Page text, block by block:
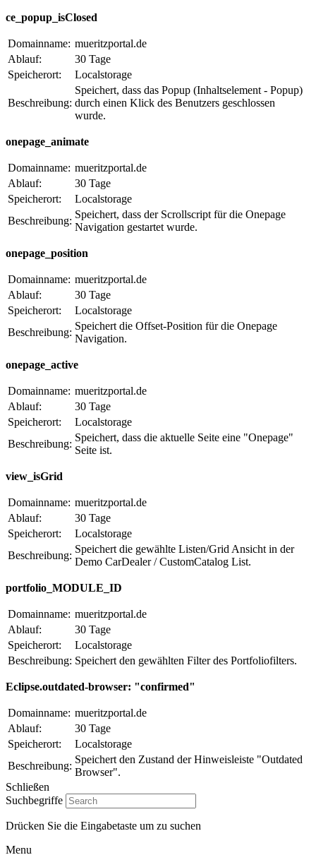
ce_popup_isClosed
Domainname: mueritzportal.de
Ablauf:
30 Tage
Speicherort:
Localstorage
Beschreibung:
Speichert, dass das Popup (Inhaltselement - Popup)
durch einen Klick des Benutzers geschlossen
wurde.
onepage_animate
Domainname: mueritzportal.de
Ablauf:
30 Tage
Speicherort:
Localstorage
Beschreibung:
Speichert, dass der Scrollscript für die Onepage
Navigation gestartet wurde.
onepage_position
Domainname: mueritzportal.de
Ablauf:
30 Tage
Speicherort:
Localstorage
Beschreibung:
Speichert die Offset-Position für die Onepage
Navigation.
onepage_active
Domainname: mueritzportal.de
Ablauf:
30 Tage
Speicherort:
Localstorage
Beschreibung:
Speichert, dass die aktuelle Seite eine "Onepage"
Seite ist.
view_isGrid
Domainname: mueritzportal.de
Ablauf:
30 Tage
Speicherort:
Localstorage
Beschreibung:
Speichert die gewählte Listen/Grid Ansicht in der
Demo CarDealer / CustomCatalog List.
portfolio_MODULE_ID
Domainname: mueritzportal.de
Ablauf:
30 Tage
Speicherort:
Localstorage
Beschreibung: Speichert den gewählten Filter des Portfoliofilters.
Eclipse.outdated-browser: "confirmed"
Domainname: mueritzportal.de
Ablauf:
30 Tage
Speicherort:
Localstorage
Beschreibung:
Speichert den Zustand der Hinweisleiste "Outdated
Browser".
Schließen
Suchbegriffe
Drücken Sie die Eingabetaste um zu suchen
Menu